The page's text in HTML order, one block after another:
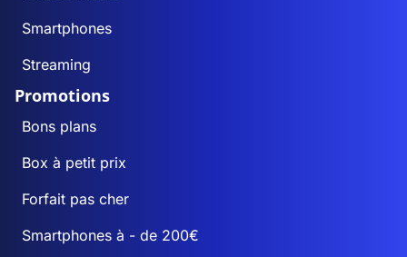
Smartphones
Streaming
Promotions
Bons plans
Box à petit prix
Forfait pas cher
Smartphones à - de 200€